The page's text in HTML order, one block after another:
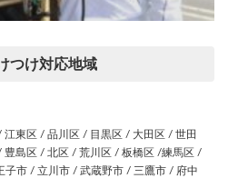
つけ対応地域
東区 / 品川区 / 目黒区 / 大田区 / 世田
島区 / 北区 / 荒川区 / 板橋区 /練馬区 /
子市 / 立川市 / 武蔵野市 / 三鷹市 / 府中